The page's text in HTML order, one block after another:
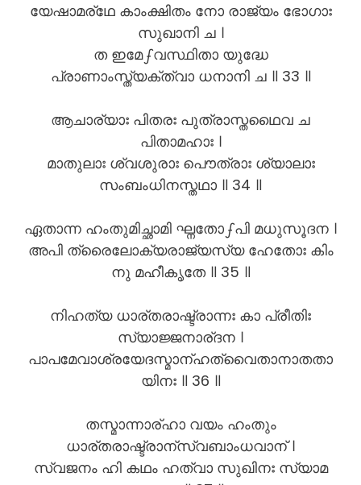
യേഷാമര്ഥേ കാംക്ഷിതം നോ രാജ്യം ഭോഗാഃ
സുഖാനി ച ।
ത ഇമേഽവസ്ഥിതാ യുദ്ധേ
പ്രാണാംസ്ത്യക്ത്വാ ധനാനി ച ॥ 33 ॥
ആചാര്യാഃ പിതരഃ പുത്രാസ്തഥൈവ ച
പിതാമഹാഃ ।
മാതുലാഃ ശ്വശുരാഃ പൌത്രാഃ ശ്യാലാഃ
സംബംധിനസ്തഥാ ॥ 34 ॥
ഏതാന്ന ഹംതുമിച്ഛാമി ഘ്നതോഽപി മധുസൂദന ।
അപി ത്രൈലോക്യരാജ്യസ്യ ഹേതോഃ കിം
നു മഹീകൃതേ ॥ 35 ॥
നിഹത്യ ധാര്തരാഷ്ട്രാന്നഃ കാ പ്രീതിഃ
സ്യാജ്ജനാര്ദന ।
പാപമേവാശ്രയേദസ്മാന്ഹത്വൈതാനാതതാ
യിനഃ ॥ 36 ॥
തസ്മാന്നാര്ഹാ വയം ഹംതും
ധാര്തരാഷ്ട്രാന്സ്വബാംധവാന് ।
സ്വജനം ഹി കഥം ഹത്വാ സുഖിനഃ സ്യാമ